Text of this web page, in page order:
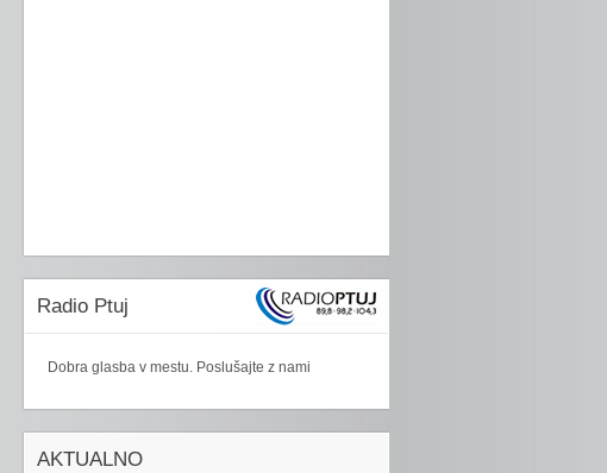
Radio Ptuj
Dobra glasba v mestu. Poslušajte z nami
AKTUALNO